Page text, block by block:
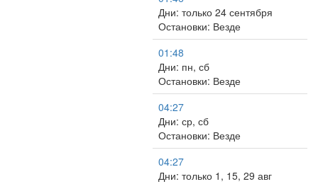
Дни: только 24 сентября
Остановки: Везде
01:48
Дни: пн, сб
Остановки: Везде
04:27
Дни: ср, сб
Остановки: Везде
04:27
Дни: только 1, 15, 29 авг